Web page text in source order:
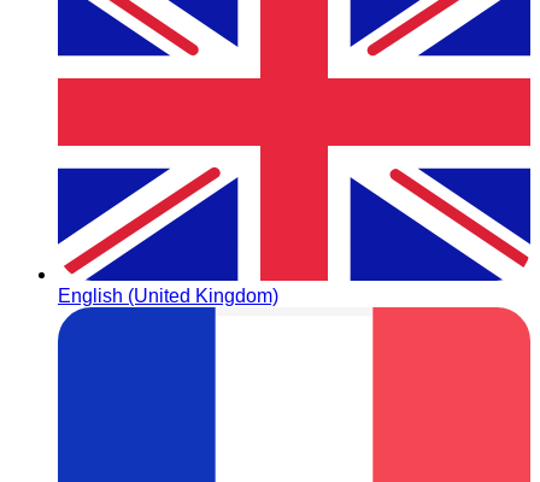
English (United Kingdom)